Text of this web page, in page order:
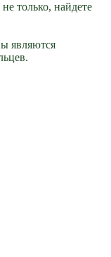
только, найдете
являются